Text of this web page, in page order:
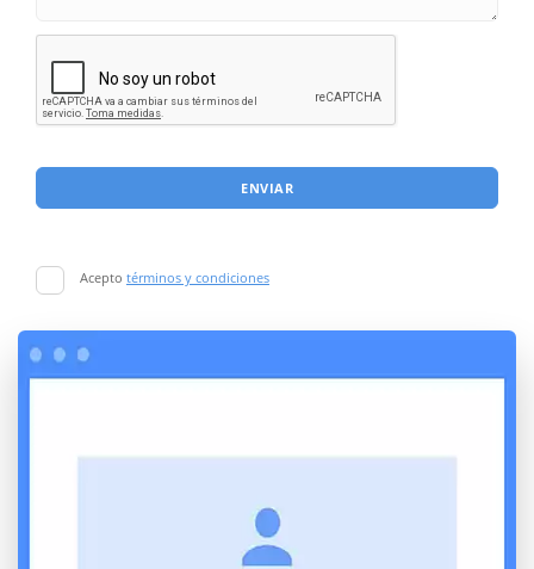
ENVIAR
Acepto términos y condiciones